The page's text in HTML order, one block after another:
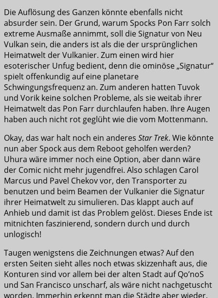
Die Auflösung des Ganzen könnte ebenfalls nicht
absurder sein. Der Grund, warum Spocks Pon Farr solch
extreme Ausmaße annimmt, soll die Signatur von Neu
Vulkan sein, die anders ist als die der ursprünglichen
Heimatwelt der Vulkanier. Zum einen wird hier
esoterischer Unfug bedient, denn die ominöse „Signatur“
spielt offenkundig auf eine planetare
Schwingungsfrequenz an. Zum anderen hatten Tuvok
und Vorik keine solchen Probleme, als sie weitab ihrer
Heimatwelt das Pon Farr durchlaufen haben. Ihre Augen
haben auch nicht rot geglüht wie die vom Mottenmann.
Okay, das war halt noch ein anderes Star Trek. Wie könnte
nun aber Spock aus dem Reboot geholfen werden?
Uhura wäre immer noch eine Option, aber dann wäre
der Comic nicht mehr jugendfrei. Also schlagen Carol
Marcus und Pavel Chekov vor, den Transporter zu
benutzen und beim Beamen der Vulkanier die Signatur
ihrer Heimatwelt zu simulieren. Das klappt auch auf
Anhieb und damit ist das Problem gelöst. Dieses Ende ist
mitnichten faszinierend, sondern durch und durch
unlogisch!
Taugen wenigstens die Zeichnungen etwas? Auf den
ersten Seiten sieht alles noch etwas skizzenhaft aus, die
Konturen sind vor allem bei der alten Stadt auf Qo’noS
und San Francisco unscharf, als wäre nicht nachgetuscht
worden. Immerhin erkennt man die Städte aber wieder.